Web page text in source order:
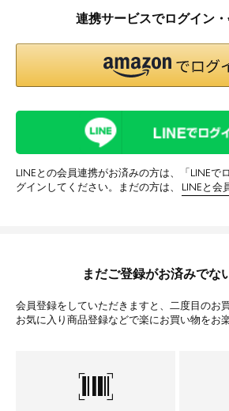
連携サービスでログイン
LINEとの会員連携がお済みの方は、「LINEで
グインしてください。まだの方は、
LINEと会
まだご登録がお済みでな
会員登録をしていただきますと、二度目のお
お気に入り商品登録などで楽にお買い物をお
barcode_scanner